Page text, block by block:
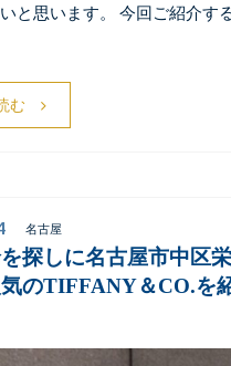
と思います。 今回ご紹介す
む
名古屋
探しに名古屋市中区
のTIFFANY＆CO.を